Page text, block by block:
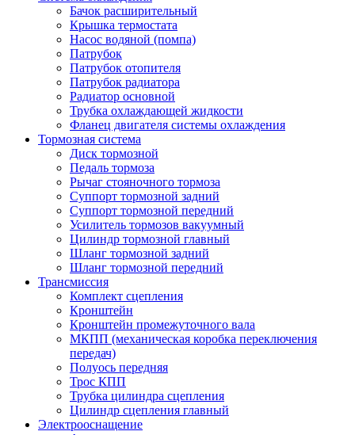
Бачок расширительный
Крышка термостата
Насос водяной (помпа)
Патрубок
Патрубок отопителя
Патрубок радиатора
Радиатор основной
Трубка охлаждающей жидкости
Фланец двигателя системы охлаждения
Тормозная система
Диск тормозной
Педаль тормоза
Рычаг стояночного тормоза
Суппорт тормозной задний
Суппорт тормозной передний
Усилитель тормозов вакуумный
Цилиндр тормозной главный
Шланг тормозной задний
Шланг тормозной передний
Трансмиссия
Комплект сцепления
Кронштейн
Кронштейн промежуточного вала
МКПП (механическая коробка переключения
передач)
Полуось передняя
Трос КПП
Трубка цилиндра сцепления
Цилиндр сцепления главный
Электрооснащение